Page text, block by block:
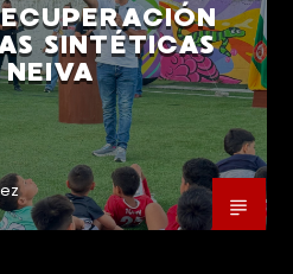
SINTÉTICAS
NEIVA